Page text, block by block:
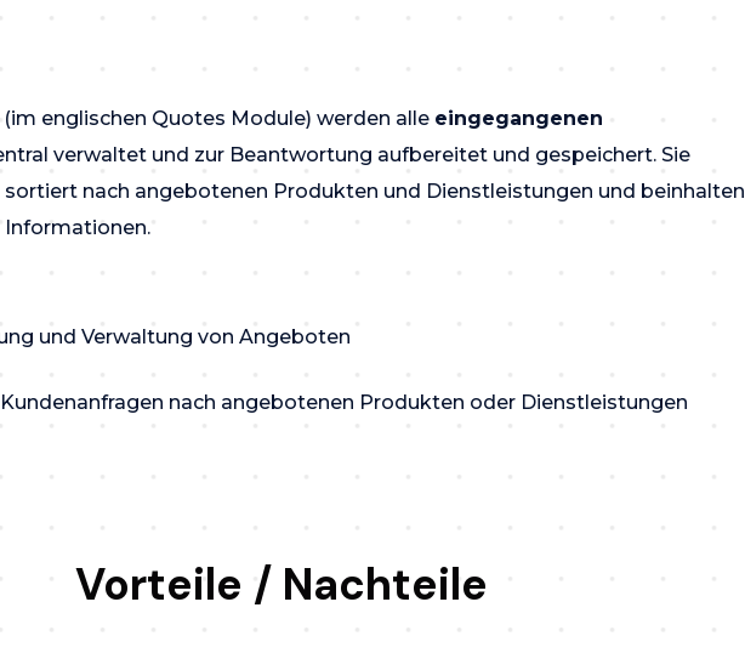
englischen Quotes Module) werden alle eingegangenen
verwaltet und zur Beantwortung aufbereitet und gespeichert. Sie
nach angebotenen Produkten und Dienstleistungen und beinhalten
Informationen.
und Verwaltung von Angeboten
nach angebotenen Produkten oder Dienstleistungen
Vorteile / Nachteile